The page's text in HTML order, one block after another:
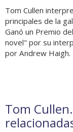
Tom Cullen
principales de la
Ganó un Premio
novel" por su
por Andrew Haigh.
Tom